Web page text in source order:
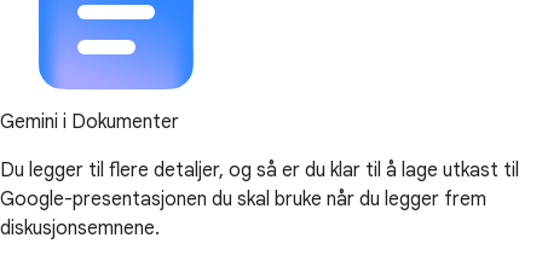
Gemini i Dokumenter
Du legger til flere detaljer, og så er du klar til å lage utkast til
Google-presentasjonen du skal bruke når du legger frem
diskusjonsemnene.